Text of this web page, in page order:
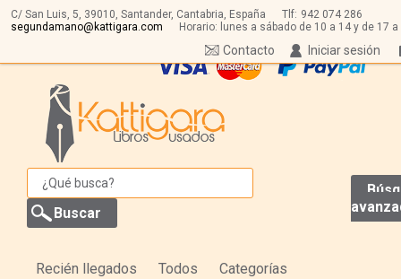
C/ San Luis, 5, 39010, Santander, Cantabria, España Tlf: 942 074 286
segundamano@kattigara.com
Horario: lunes a sábado de 10 a 14 y de 17 a
Iniciar sesión
Contacto
Recién llegados Todos Categorías